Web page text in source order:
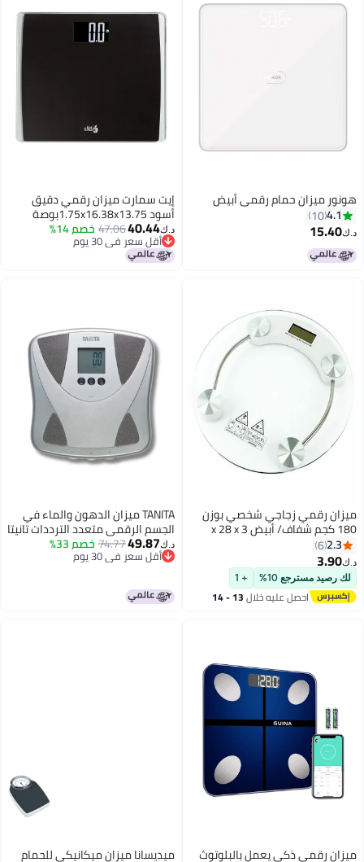
هونور ميزان حمام رقمي أبيض
4.1
10
د.ك‏15.40
إيت سمارت ميزان رقمي دقيق
أسود 1.75x16.38x13.75بوصة
د.ك‏40.44
47.06خصم 14%
أقل سعر في 30 يوم
أقل سعر في 30 يوم
ميزان رقمي زجاجي شخصي بوزن
180 كجم شفاف/ أبيض 3 x 28 x
35.6سم2.3
6
د.ك‏3.90
لك رصيد مسترجع 10% + 1
احصل عليه خلال 13 - 14
اغسطس
TANITA ميزان الدهون والماء في
الجسم الرقمي متعدد الترددات تانيتا
BF-679W - ميزان ذكي للحمام -
جهاز مراقبة تكوين الجسم بتقنية
لمستخدمين اثنين
د.ك‏49.87
74.77خصم 33%
أقل سعر في 30 يوم
أقل سعر في 30 يوم
ميزان رقمي ذكي يعمل بالبلوتوث ميديسانا ميزان ميكانيكي للحمام